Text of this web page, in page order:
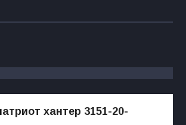
хантер 3151-20-